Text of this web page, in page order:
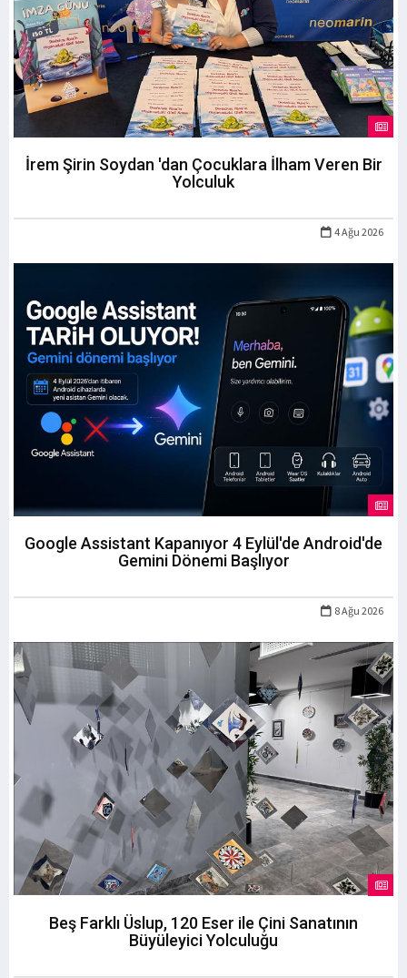
İrem Şirin Soydan 'dan Çocuklara İlham Veren Bir
Yolculuk
4 Ağu 2026
Google Assistant Kapanıyor 4 Eylül'de Android'de
Gemini Dönemi Başlıyor
8 Ağu 2026
Beş Farklı Üslup, 120 Eser ile Çini Sanatının
Büyüleyici Yolculuğu